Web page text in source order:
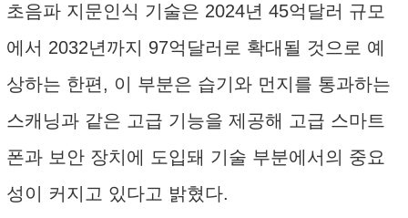
초음파 지문인식 기술은 2024년 45억달러 규모
에서 2032년까지 97억달러로 확대될 것으로 예
상하는 한편, 이 부분은 습기와 먼지를 통과하는
스캐닝과 같은 고급 기능을 제공해 고급 스마트
폰과 보안 장치에 도입돼 기술 부분에서의 중요
성이 커지고 있다고 밝혔다.